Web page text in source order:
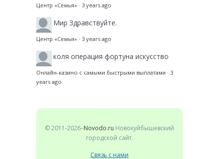
Центр «Семья» · 3 years ago
Мир Здравствуйте.
Центр «Семья» · 3 years ago
коля операция фортуна искусство
Онлайн-казино с самыми быстрыми выплатами · 3
years ago
© 2011-2026–Novodo.ru Новокуйбышевский
городской сайт.
Связь с нами